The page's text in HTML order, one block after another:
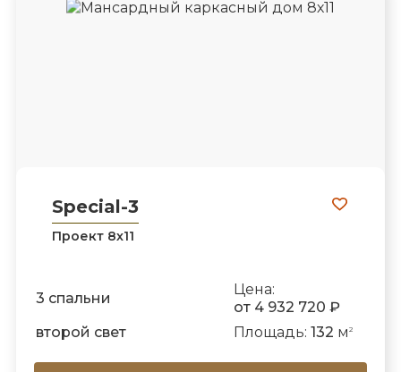
Special-3
Проект 8х11
3 спальни
Цена:
от 4 932 720 ₽
второй свет
Площадь: 132 м 2